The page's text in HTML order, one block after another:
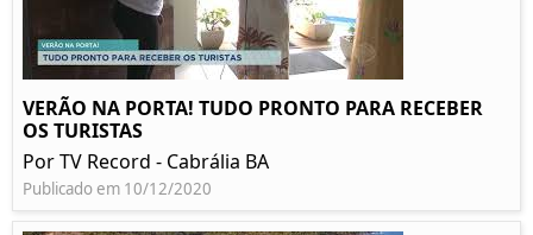
VERÃO NA PORTA! TUDO PRONTO PARA RECEBER
OS TURISTAS
Por TV Record - Cabrália BA
Publicado em 10/12/2020